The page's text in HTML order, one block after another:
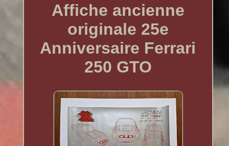
Affiche ancienne
originale 25e
Anniversaire Ferrari
250 GTO